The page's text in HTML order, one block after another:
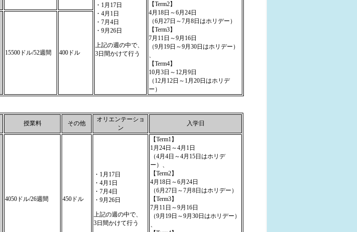
・1月17日
・4月1日
・7月4日
・9月26日
上記の週の中で、
3日間かけて行う
【Term2】
4月18日～6月24日
（6月27日～7月8日はホリデー）
【Term3】
7月11日～9月16日
（9月19日～9月30日はホリデー）
、
【Term4】
10月3日～12月9日
（12月12日～1月20日はホリデ
ー）
15500ドル/52週間 400ドル
授業料 その他
オリエンテーショ
ン
入学日
4050ドル/26週間 450ドル
・1月17日
・4月1日
・7月4日
・9月26日
上記の週の中で、
3日間かけて行う
【Term1】
1月24日～4月1日
（4月4日～4月15日はホリデ
ー）、
【Term2】
4月18日～6月24日
（6月27日～7月8日はホリデー）
【Term3】
7月11日～9月16日
（9月19日～9月30日はホリデー）
、